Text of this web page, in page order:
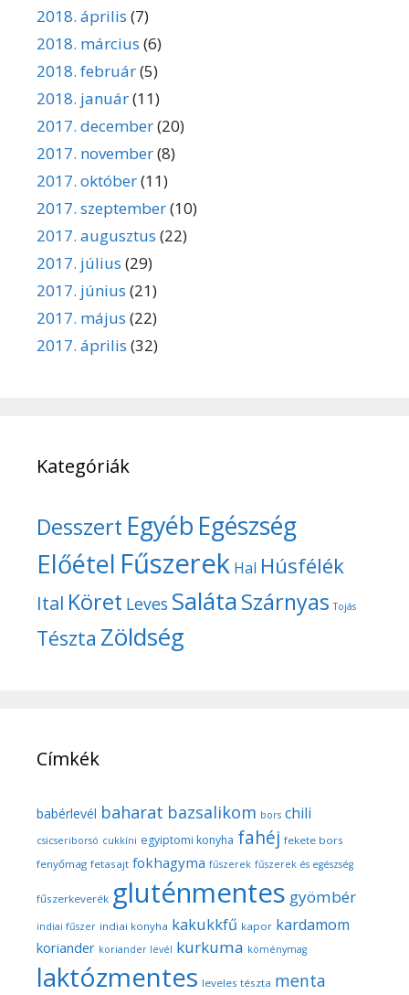
2018. április (7)
2018. március (6)
2018. február(5)
2018. január(11)
2017. december(20)
2017. november(8)
2017. október(11)
2017. szeptember(10)
2017. augusztus (22)
2017. július (29)
2017. június (21)
2017. május (22)
2017. április (32)
Kategóriák
Desszert Egyéb Egészség
Előétel Fűszerek Hal Húsfélék
Ital Köret Leves SalátaSzárnyas Tojás
Tészta Zöldség
Címkék
babérlevél baharat bazsalikom bors chili
csicseriborsó cukkíni egyiptomi konyha fahéj fekete bors
fenyőmag fetasajt fokhagyma fűszerek fűszerek és egészség
fűszerkeverék gluténmentes gyömbér
indiai fűszer indiai konyha kakukkfű kapor kardamom
koriander koriander levél kurkuma köménymag
laktózmentes leveles tészta menta